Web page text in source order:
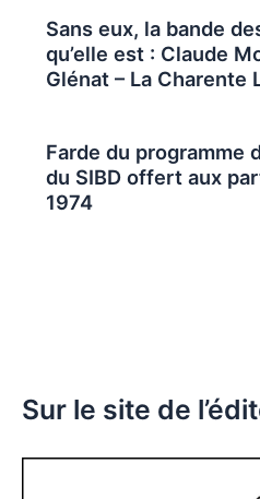
Sur le site de
Sans eux, la bande
qu’elle est : Claude
Glénat – La Charente
Farde du programme
du SIBD offert aux
1974